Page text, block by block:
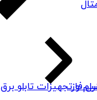
فاز
و تجهیزات تابلو برق